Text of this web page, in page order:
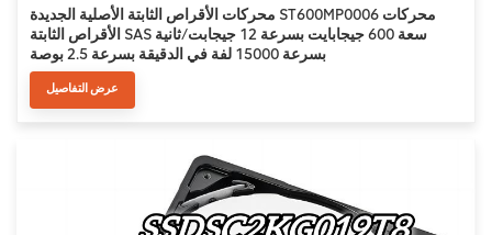
محركات الأقراص الثابتة الأصلية الجديدة ST600MP0006 محركات
الأقراص الثابتة SAS سعة 600 جيجابايت بسرعة 12 جيجابت/ثانية
بسرعة 15000 لفة في الدقيقة بسرعة 2.5 بوصة
عرض التفاصيل